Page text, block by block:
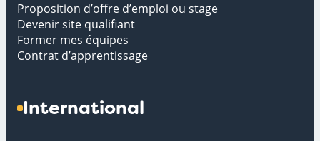
Proposition d’offre d’emploi ou stage
Devenir site qualifiant
Former mes équipes
Contrat d’apprentissage
International